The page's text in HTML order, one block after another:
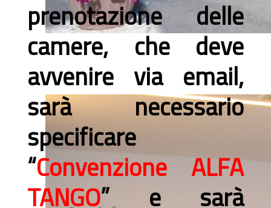
prenotazione delle
camere, che deve
avvenire via email,
sarà necessario
specificare
“Convenzione
ALFA
TANGO” e sarà